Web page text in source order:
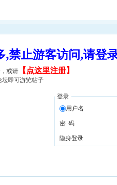
,禁止游客访问,请
或请 【 点这里注册】
坛即可游览帖子
登录
用户名
密 码
隐身登录